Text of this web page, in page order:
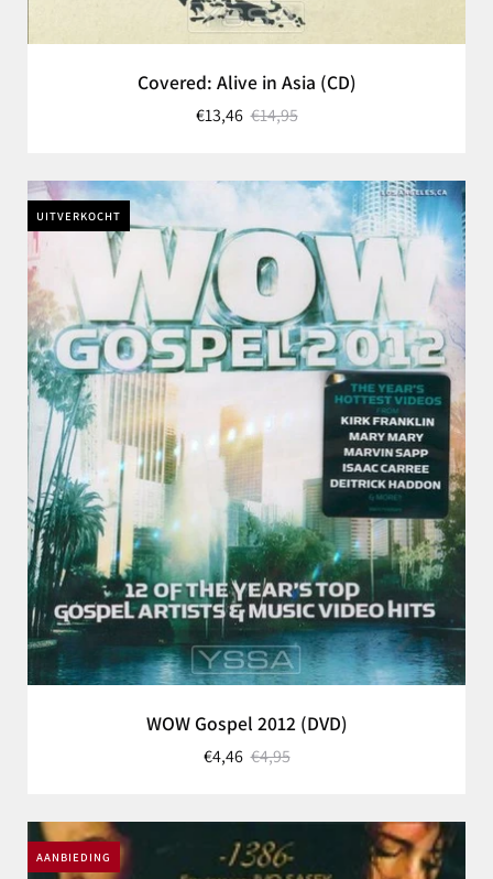
Covered: Alive in Asia (CD)
€13,46 €14,95
UITVERKOCHT
WOW Gospel 2012 (DVD)
€4,46 €4,95
AANBIEDING